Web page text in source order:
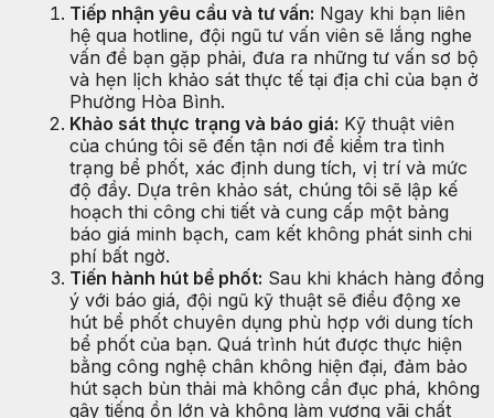
Tiếp nhận yêu cầu và tư vấn: Ngay khi bạn liên
hệ qua hotline, đội ngũ tư vấn viên sẽ lắng nghe
vấn đề bạn gặp phải, đưa ra những tư vấn sơ bộ
và hẹn lịch khảo sát thực tế tại địa chỉ của bạn ở
Phường Hòa Bình.
Khảo sát thực trạng và báo giá: Kỹ thuật viên
của chúng tôi sẽ đến tận nơi để kiểm tra tình
trạng bể phốt, xác định dung tích, vị trí và mức
độ đầy. Dựa trên khảo sát, chúng tôi sẽ lập kế
hoạch thi công chi tiết và cung cấp một bảng
báo giá minh bạch, cam kết không phát sinh chi
phí bất ngờ.
Tiến hành hút bể phốt: Sau khi khách hàng đồng
ý với báo giá, đội ngũ kỹ thuật sẽ điều động xe
hút bể phốt chuyên dụng phù hợp với dung tích
bể phốt của bạn. Quá trình hút được thực hiện
bằng công nghệ chân không hiện đại, đảm bảo
hút sạch bùn thải mà không cần đục phá, không
gây tiếng ồn lớn và không làm vương vãi chất